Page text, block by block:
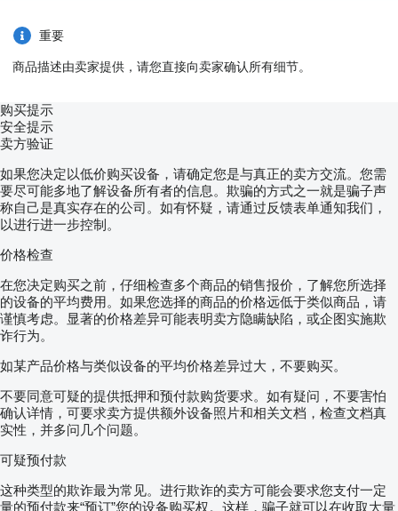
重要
商品描述由卖家提供，请您直接向卖家确认所有细节。
购买提示
安全提示
卖方验证
如果您决定以低价购买设备，请确定您是与真正的卖方交流。您需
要尽可能多地了解设备所有者的信息。欺骗的方式之一就是骗子声
称自己是真实存在的公司。如有怀疑，请通过反馈表单通知我们，
以进行进一步控制。
价格检查
在您决定购买之前，仔细检查多个商品的销售报价，了解您所选择
的设备的平均费用。如果您选择的商品的价格远低于类似商品，请
谨慎考虑。显著的价格差异可能表明卖方隐瞒缺陷，或企图实施欺
诈行为。
如某产品价格与类似设备的平均价格差异过大，不要购买。
不要同意可疑的提供抵押和预付款购货要求。如有疑问，不要害怕
确认详情，可要求卖方提供额外设备照片和相关文档，检查文档真
实性，并多问几个问题。
可疑预付款
这种类型的欺诈最为常见。进行欺诈的卖方可能会要求您支付一定
量的预付款来“预订”您的设备购买权。这样，骗子就可以在收取大量